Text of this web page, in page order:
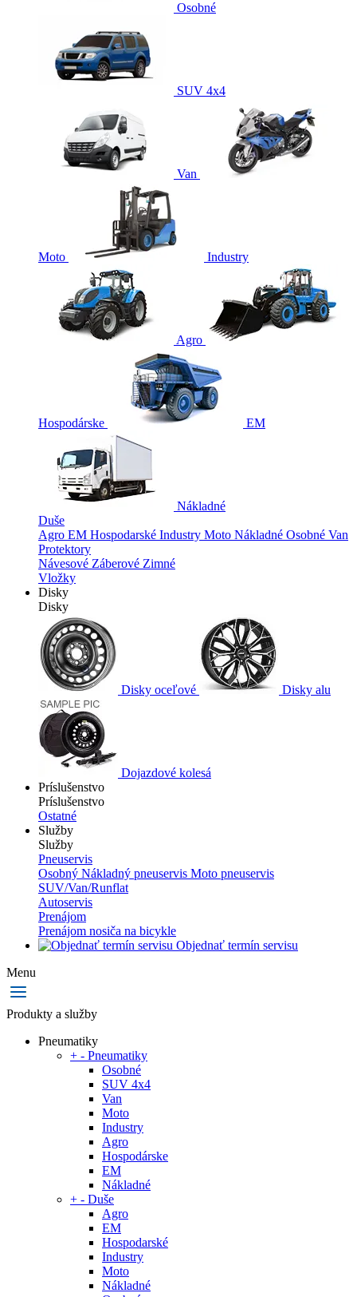
Osobné
SUV 4x4
Van
Moto Industry
Agro
Hospodárske EM
Nákladné
Duše
Agro EM Hospodarské Industry Moto Nákladné Osobné Van
Protektory
Návesové Záberové Zimné
Vložky
Disky
Disky
Disky oceľové Disky alu
Dojazdové kolesá
Príslušenstvo
Príslušenstvo
Ostatné
Služby
Služby
Pneuservis
Osobný Nákladný pneuservis Moto pneuservis
SUV/Van/Runflat
Autoservis
Prenájom
Prenájom nosiča na bicykle
Objednať termín servisu
Menu
Produkty a služby
Pneumatiky
+ - Pneumatiky
Osobné
SUV 4x4
Van
Moto
Industry
Agro
Hospodárske
EM
Nákladné
+ - Duše
Agro
EM
Hospodarské
Industry
Moto
Nákladné